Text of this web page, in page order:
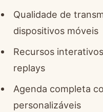
Qualidade de
dispositivos móveis
Recursos
replays
Agenda completa
personalizáveis